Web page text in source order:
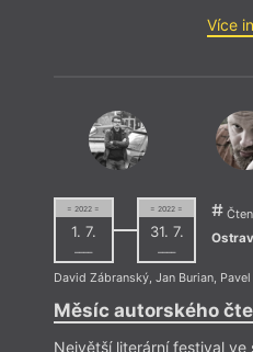
Více
= 2022 =
1. 7.
––––
= 2022 =
31. 7.
––––
David Zábranský,Jan Burian,
Měsíc autorského
Největší literární festival ve